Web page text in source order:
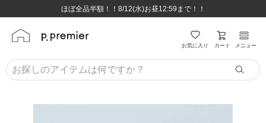
8,800円(税込)以上のお買い物で送料無料♪
ほぼ全品半額！！8/12(水)お昼12:59まで！！
8,800円(税込)以上のお買い物で送料無料♪
ほぼ全品半額！！8/12(水)お昼12:59まで！！
お気に入り カート メニュー